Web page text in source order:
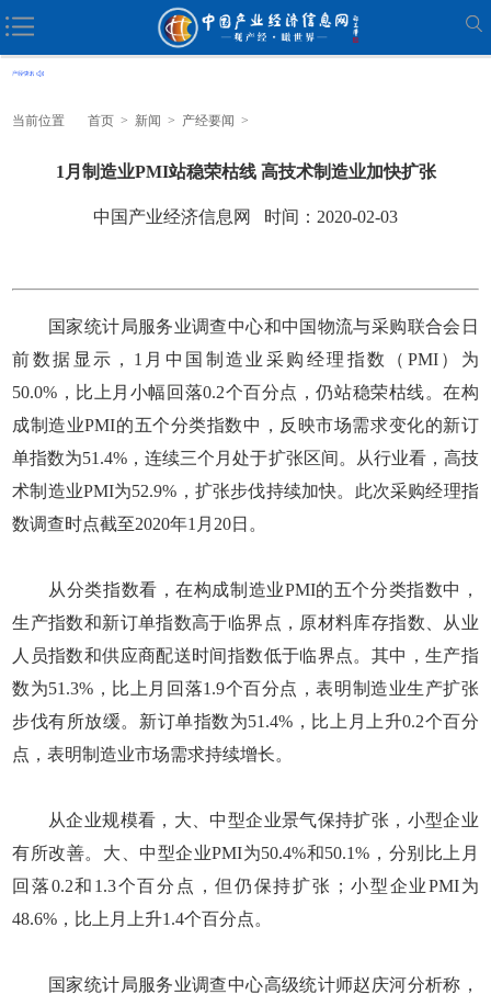
当前位置 首页 > 新闻 > 产经要闻 >
1月制造业PMI站稳荣枯线 高技术制造业加快扩张
中国产业经济信息网 时间：2020-02-03
国家统计局服务业调查中心和中国物流与采购联合会日
前数据显示，1月中国制造业采购经理指数（PMI）为
50.0%，比上月小幅回落0.2个百分点，仍站稳荣枯线。在构
成制造业PMI的五个分类指数中，反映市场需求变化的新订
单指数为51.4%，连续三个月处于扩张区间。从行业看，高技
术制造业PMI为52.9%，扩张步伐持续加快。此次采购经理指
数调查时点截至2020年1月20日。
从分类指数看，在构成制造业PMI的五个分类指数中，
生产指数和新订单指数高于临界点，原材料库存指数、从业
人员指数和供应商配送时间指数低于临界点。其中，生产指
数为51.3%，比上月回落1.9个百分点，表明制造业生产扩张
步伐有所放缓。新订单指数为51.4%，比上月上升0.2个百分
点，表明制造业市场需求持续增长。
从企业规模看，大、中型企业景气保持扩张，小型企业
有所改善。大、中型企业PMI为50.4%和50.1%，分别比上月
回落0.2和1.3个百分点，但仍保持扩张；小型企业PMI为
48.6%，比上月上升1.4个百分点。
国家统计局服务业调查中心高级统计师赵庆河分析称，